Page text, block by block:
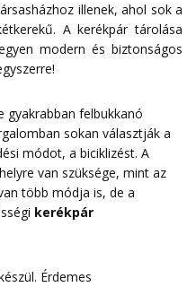
illenek, ahol sok a
A kerékpár tárolása
modern és biztonságos
gyakrabban felbukkanó
sokan választják a
módot, a biciklizést. A
van szüksége, mint az
több módja is, de a
kerékpár
Érdemes